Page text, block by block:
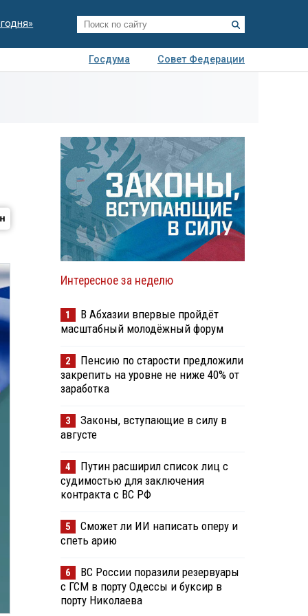
Госдума
Совет Федерации
Интересное за неделю
1
В Абхазии впервые пройдёт
масштабный молодёжный форум
2
Пенсию по старости предложили
закрепить на уровне не ниже 40% от
заработка
3
Законы, вступающие в силу в
августе
4
Путин расширил список лиц с
судимостью для заключения
контракта с ВС РФ
5
Сможет ли ИИ написать оперу и
спеть арию
6
ВС России поразили резервуары
с ГСМ в порту Одессы и буксир в
порту Николаева